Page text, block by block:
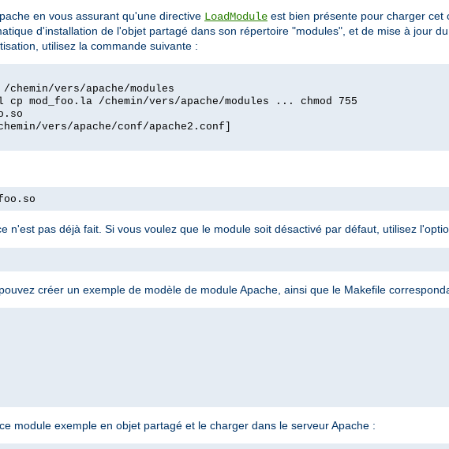
en vous assurant qu'une directive LoadModule est bien présente pour charger cet
d'installation de l'objet partagé dans son répertoire "modules", et de mise à jour
utilisez la commande suivante :
vers/apache/modules
mod_foo.la /chemin/vers/apache/modules ... chmod 755
vers/apache/conf/apache2.conf]
n'est pas déjà fait. Si vous voulez que le module soit désactivé par défaut, utilisez
créer un exemple de modèle de module Apache, ainsi que le Makefile
module exemple en objet partagé et le charger dans le serveur Apache :